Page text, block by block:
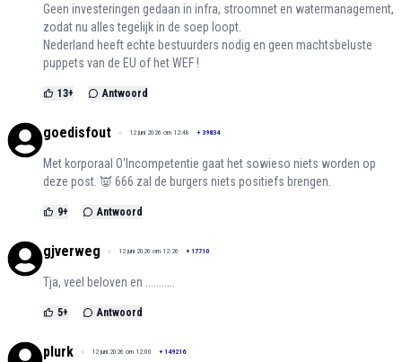
Geen investeringen gedaan in infra, stroomnet en watermanagement,
zodat nu alles tegelijk in de soep loopt.
Nederland heeft echte bestuurders nodig en geen machtsbeluste
puppets van de EU of het WEF !
13+ Antwoord
goedisfout 12 juni 2026 om 12:48 + 39834
Met korporaal O'Incompetentie gaat het sowieso niets worden op
deze post. 👿 666 zal de burgers niets positiefs brengen.
9+ Antwoord
gjverweg 12 juni 2026 om 12:26 + 17710
Tja, veel beloven en ...........
5+ Antwoord
plurk 12 juni 2026 om 12:00 + 149216